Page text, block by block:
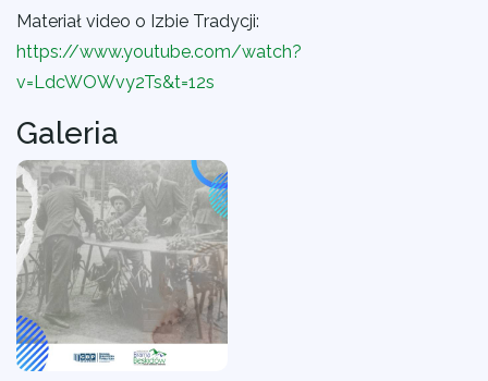
Materiał video o Izbie Tradycji:
https://www.youtube.com/watch?
v=LdcWOWvy2Ts&t=12s
Galeria